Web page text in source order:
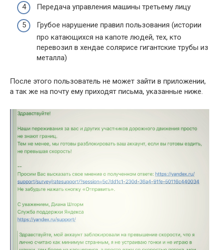
Передача управления машины третьему лицу
Грубое нарушение правил пользования (истории
про катающихся на капоте людей, тех, кто
перевозил в хендае солярисе гигантские трубы из
металла)
После этого пользователь не может зайти в приложении,
а так же на почту ему приходят письма, указанные ниже.